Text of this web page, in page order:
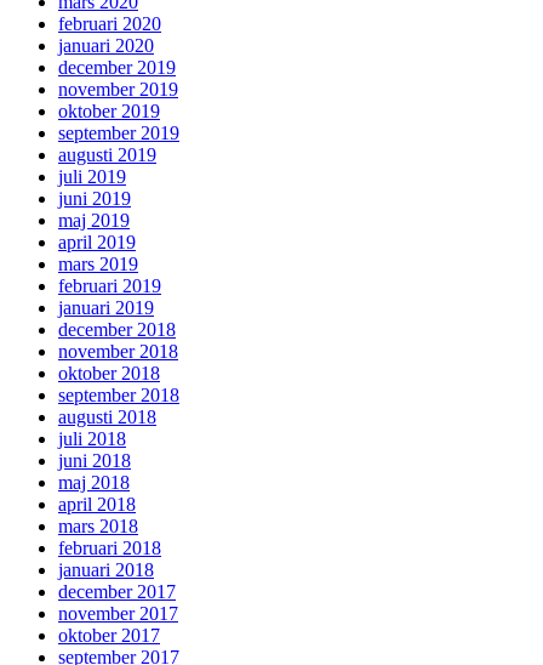
februari 2020
januari 2020
december 2019
november 2019
oktober 2019
september 2019
augusti 2019
juli 2019
juni 2019
maj 2019
april 2019
mars 2019
februari 2019
januari 2019
december 2018
november 2018
oktober 2018
september 2018
augusti 2018
juli 2018
juni 2018
maj 2018
april 2018
mars 2018
februari 2018
januari 2018
december 2017
november 2017
oktober 2017
september 2017